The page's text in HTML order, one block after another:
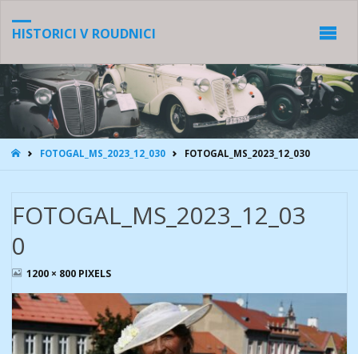
HISTORICI V ROUDNICI
HOMEFOTOGAL_MS_2023_12_030 FOTOGAL_MS_2023_12_030
FOTOGAL_MS_2023_12_03
0
FULL1200 × 800 PIXELS